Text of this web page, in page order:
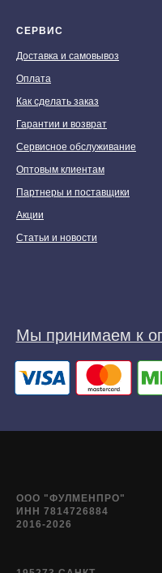
СЕРВИС
Доставка и самовывоз
Оплата
Как сделать заказ
Гарантии и возврат
Сервисное обслуживание
Оптовым клиентам
Партнеры и поставщики
Акции
Статьи и новости
ООО "ФУЛМЕНПРО"
ИНН 7814726884
2016-2026